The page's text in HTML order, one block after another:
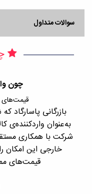
سوالات متداول
چون
بازرگانی پاسارگاد
به‌عنوان واردکننده‌ی
شرکت با همکاری
خارجی این امکان
قیمت‌های